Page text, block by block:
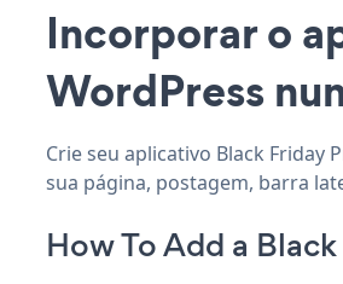
Incorporar o
WordPress
Crie seu aplicativo Black Friday
sua página, postagem, barra
How To Add a